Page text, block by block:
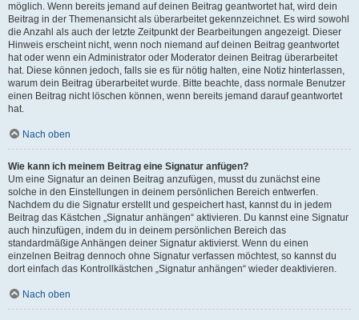
möglich. Wenn bereits jemand auf deinen Beitrag geantwortet hat, wird dein
Beitrag in der Themenansicht als überarbeitet gekennzeichnet. Es wird sowohl
die Anzahl als auch der letzte Zeitpunkt der Bearbeitungen angezeigt. Dieser
Hinweis erscheint nicht, wenn noch niemand auf deinen Beitrag geantwortet
hat oder wenn ein Administrator oder Moderator deinen Beitrag überarbeitet
hat. Diese können jedoch, falls sie es für nötig halten, eine Notiz hinterlassen,
warum dein Beitrag überarbeitet wurde. Bitte beachte, dass normale Benutzer
einen Beitrag nicht löschen können, wenn bereits jemand darauf geantwortet
hat.
Nach oben
Wie kann ich meinem Beitrag eine Signatur anfügen?
Um eine Signatur an deinen Beitrag anzufügen, musst du zunächst eine
solche in den Einstellungen in deinem persönlichen Bereich entwerfen.
Nachdem du die Signatur erstellt und gespeichert hast, kannst du in jedem
Beitrag das Kästchen „Signatur anhängen“ aktivieren. Du kannst eine Signatur
auch hinzufügen, indem du in deinem persönlichen Bereich das
standardmäßige Anhängen deiner Signatur aktivierst. Wenn du einen
einzelnen Beitrag dennoch ohne Signatur verfassen möchtest, so kannst du
dort einfach das Kontrollkästchen „Signatur anhängen“ wieder deaktivieren.
Nach oben